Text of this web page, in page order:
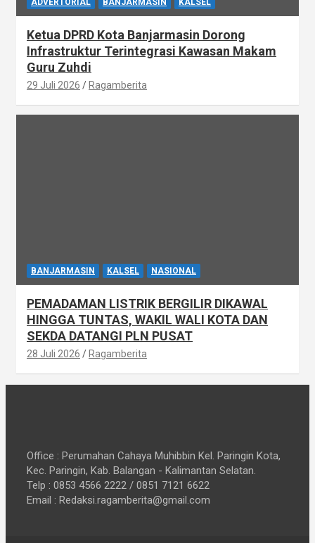
ADVERTORIAL BANJARMASIN KALSEL
Ketua DPRD Kota Banjarmasin Dorong
Infrastruktur Terintegrasi Kawasan Makam
Guru Zuhdi
29 Juli 2026 Ragamberita
BANJARMASIN KALSEL NASIONAL
PEMADAMAN LISTRIK BERGILIR DIKAWAL
HINGGA TUNTAS, WAKIL WALI KOTA DAN
SEKDA DATANGI PLN PUSAT
28 Juli 2026 Ragamberita
Office : Perumahan Cahaya Muhibbin Kel. Paringin Kota,
Kec. Paringin, Kab. Balangan - Kalimantan Selatan.
Telp : 0853 4566 2222 / 0851 7121 6622
Email : Redaksi.ragamberita@gmail.com